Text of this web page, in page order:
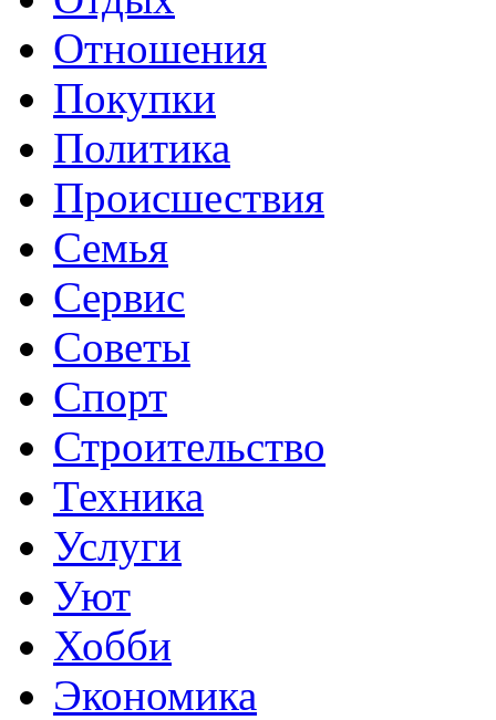
Отношения
Покупки
Политика
Происшествия
Семья
Сервис
Советы
Спорт
Строительство
Техника
Услуги
Уют
Хобби
Экономика